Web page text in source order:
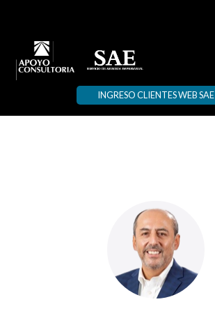
INGRESO CLIENTES WEB SAE